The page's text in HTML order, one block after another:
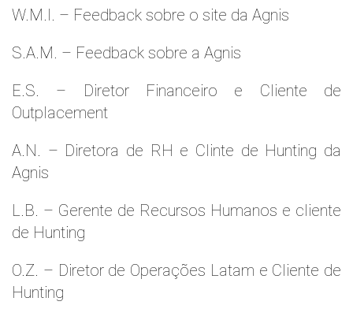
W.M.l. – Feedback sobre o site da Agnis
S.A.M. – Feedback sobre a Agnis
E.S. – Diretor Financeiro e Cliente de
Outplacement
A.N. – Diretora de RH e Clinte de Hunting da
Agnis
L.B. – Gerente de Recursos Humanos e cliente
de Hunting
O.Z. – Diretor de Operações Latam e Cliente de
Hunting